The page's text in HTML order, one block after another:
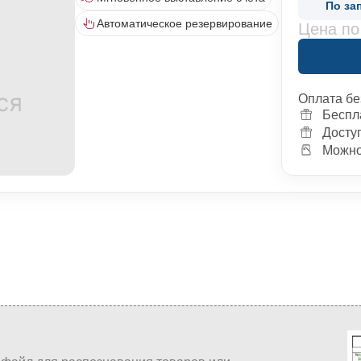
Автоматическое резервирование
По
Цена
Оплата
Можно